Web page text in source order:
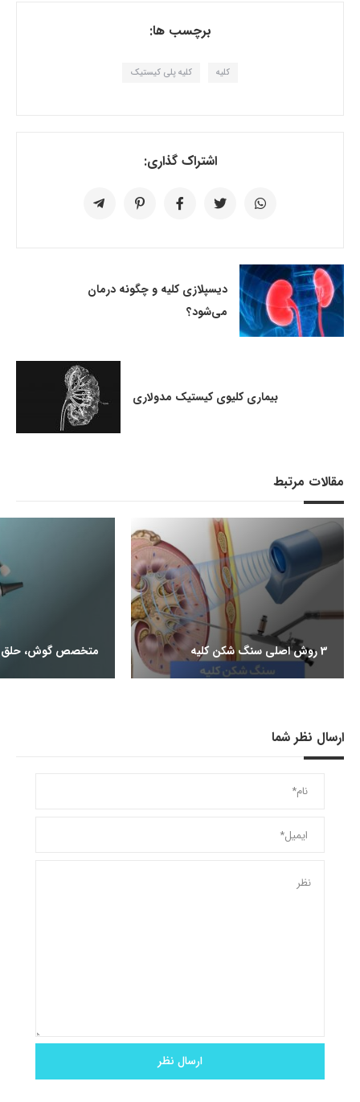
برچسب ها:
کلیه کلیه پلی کیستیک
اشتراک گذاری:
دیسپلازی کلیه و چگونه درمان
می‌شود؟
بیماری کلیوی کیستیک مدولاری
مقالات مرتبط
3 روش اصلی سنگ شکن کلیه متخصص گوش، حلق
ارسال نظر شما